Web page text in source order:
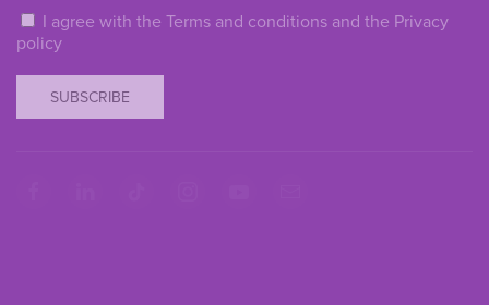
I agree with the Terms and conditions and the Privacy
policy
SUBSCRIBE